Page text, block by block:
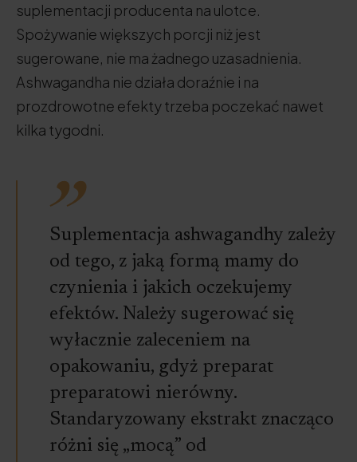
suplementacji producenta na ulotce.
Spożywanie większych porcji niż jest
sugerowane, nie ma żadnego uzasadnienia.
Ashwagandha nie działa doraźnie i na
prozdrowotne efekty trzeba poczekać nawet
kilka tygodni.
Suplementacja ashwagandhy zależy
od tego, z jaką formą mamy do
czynienia i jakich oczekujemy
efektów. Należy sugerować się
wyłacznie zaleceniem na
opakowaniu, gdyż preparat
preparatowi nierówny.
Standaryzowany ekstrakt znacząco
różni się „mocą” od